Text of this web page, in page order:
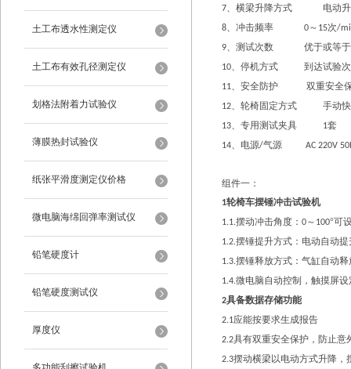
土工布透水性测定仪
土工布有效孔径测定仪
划格法附着力试验仪
薄膜热封试验仪
纸张平滑度测定仪价格
微电脑海绵回弹率测试仪
铅笔硬度计
铅笔硬度测试仪
厚度仪
7、横梁升降方式 电动
8、冲击频率 0～ 15次/
9、测试次数 优于或等于
10、停机方式 到达试验
11、安全防护 双重安全
12、轮椅固定方式 手动
13、专用测试夹具 1套
14、电源/气源 AC 220V
组件一：
1轮椅车摆锤冲击试验机
1.1.摆动冲击角度： 0～ 100°可
1.2.摆锤提升方式：电动自动提
1.3.摆锤释放方式：气缸自动释
1.4.微电脑自动控制，触摸屏设
2具备数据存储功能
2.1应能按要求生成报告
2.2具有双重安全保护，防止意
2.3摆动横梁以电动方式升降，